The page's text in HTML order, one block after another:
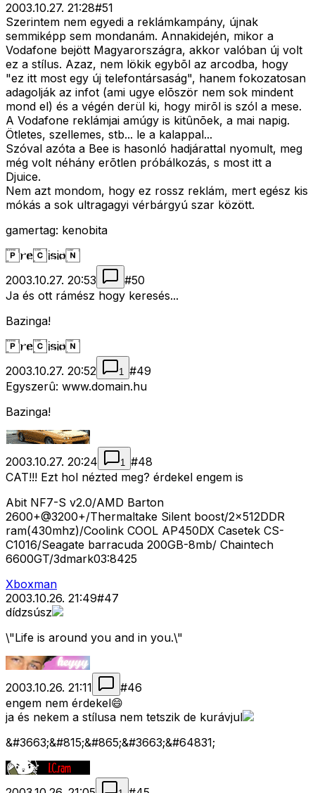
2003.10.27. 21:28#51
Szerintem nem egyedi a reklámkampány, újnak
semmiképp sem mondanám. Annakidején, mikor a
Vodafone bejött Magyarországra, akkor valóban új volt
ez a stílus. Azaz, nem lökik egybõl az arcodba, hogy
"ez itt most egy új telefontársaság", hanem fokozatosan
adagolják az infot (ami ugye elõször nem sok mindent
mond el) és a végén derül ki, hogy mirõl is szól a mese.
A Vodafone reklámjai amúgy is kitûnõek, a mai napig.
Ötletes, szellemes, stb... le a kalappal...
Szóval azóta a Bee is hasonló hadjárattal nyomult, meg
még volt néhány erõtlen próbálkozás, s most itt a
Djuice.
Nem azt mondom, hogy ez rossz reklám, mert egész kis
mókás a sok ultragagyi vérbárgyú szar között.
gamertag: kenobita
2003.10.27. 20:53 #50
Ja és ott rámész hogy keresés...
Bazinga!
2003.10.27. 20:52 1 #49
Egyszerû: www.domain.hu
Bazinga!
2003.10.27. 20:24 1 #48
CAT!!! Ezt hol nézted meg? érdekel engem is
Abit NF7-S v2.0/AMD Barton
2600+@3200+/Thermaltake Silent boost/2x512DDR
ram(430mhz)/Coolink COOL AP450DX Casetek CS-
C1016/Seagate barracuda 200GB-8mb/ Chaintech
6600GT/3dmark03:8425
Xboxman
2003.10.26. 21:49#47
dídzsúsz
\"Life is around you and in you.\"
2003.10.26. 21:11 #46
engem nem érdekel😄
ja és nekem a stílusa nem tetszik de kurávjul
&#3663;&#815;&#865;&#3663;&#64831;